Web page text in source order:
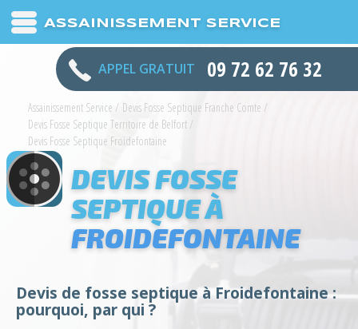
ASSAINISSEMENT SERVICE
APPEL GRATUIT 09 72 62 76 32
Assainissement Service / Devis Fosse Septique Franche Comte /
Devis Fosse Septique Territoire de Belfort /
Devis Fosse Septique Froidefontaine
DEVIS FOSSE
SEPTIQUE À
FROIDEFONTAINE
Devis de fosse septique à Froidefontaine :
pourquoi, par qui ?